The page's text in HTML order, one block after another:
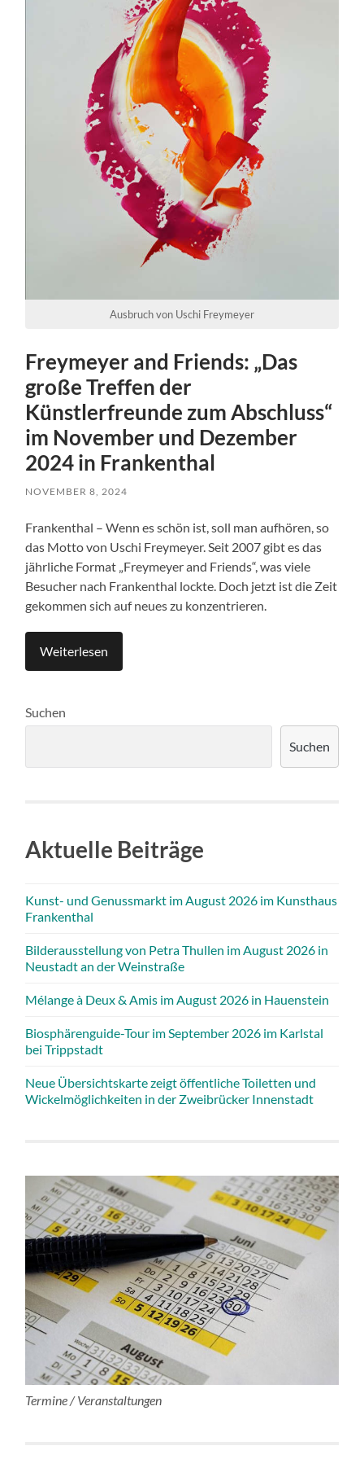
Ausbruch von Uschi Freymeyer
Freymeyer and Friends: „Das
große Treffen der
Künstlerfreunde zum Abschluss“
im November und Dezember
2024 in Frankenthal
NOVEMBER 8, 2024
Frankenthal – Wenn es schön ist, soll man aufhören, so
das Motto von Uschi Freymeyer. Seit 2007 gibt es das
jährliche Format „Freymeyer and Friends“, was viele
Besucher nach Frankenthal lockte. Doch jetzt ist die Zeit
gekommen sich auf neues zu konzentrieren.
Weiterlesen
Suchen
Suchen
Aktuelle Beiträge
Kunst- und Genussmarkt im August 2026 im Kunsthaus
Frankenthal
Bilderausstellung von Petra Thullen im August 2026 in
Neustadt an der Weinstraße
Mélange à Deux & Amis im August 2026 in Hauenstein
Biosphärenguide-Tour im September 2026 im Karlstal
bei Trippstadt
Neue Übersichtskarte zeigt öffentliche Toiletten und
Wickelmöglichkeiten in der Zweibrücker Innenstadt
Termine / Veranstaltungen